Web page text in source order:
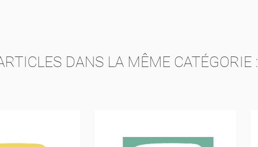
DANS LA MÊME CATÉGORIE :